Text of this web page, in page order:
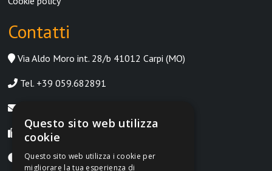
Contatti
Via Aldo Moro int. 28/b 41012 Carpi (MO)
Tel. +39 059.682891
Fax +39 059.8397669
Lunedì-Venerdì, 9:00-12:30 | 14:30-18:30
Questo sito web utilizza
cookie
Questo sito web utilizza i cookie per
migliorare la tua esperienza di